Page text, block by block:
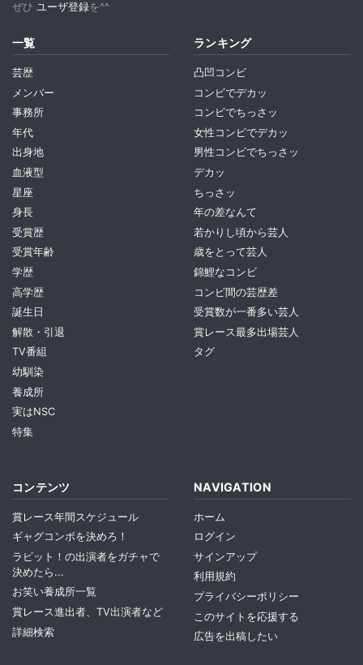
ぜひ ユーザ登録を^^
一覧
芸歴
メンバー
事務所
年代
出身地
血液型
星座
身長
受賞歴
受賞年齢
学歴
高学歴
誕生日
解散・引退
TV番組
幼馴染
養成所
実はNSC
特集
ランキング
凸凹コンビ
コンビでデカッ
コンビでちっさッ
女性コンビでデカッ
男性コンビでちっさッ
デカッ
ちっさッ
年の差なんて
若かりし頃から芸人
歳をとって芸人
錦鯉なコンビ
コンビ間の芸歴差
受賞数が一番多い芸人
賞レース最多出場芸人
タグ
コンテンツ
賞レース年間スケジュール
ギャグコンボを決めろ！
ラビット！の出演者をガチャで
決めたら...
お笑い養成所一覧
賞レース進出者、TV出演者など
詳細検索
NAVIGATION
ホーム
ログイン
サインアップ
利用規約
プライバシーポリシー
このサイトを応援する
広告を出稿したい